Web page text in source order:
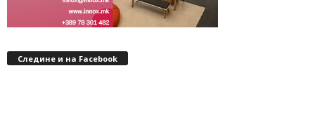
Следине и на Facebook